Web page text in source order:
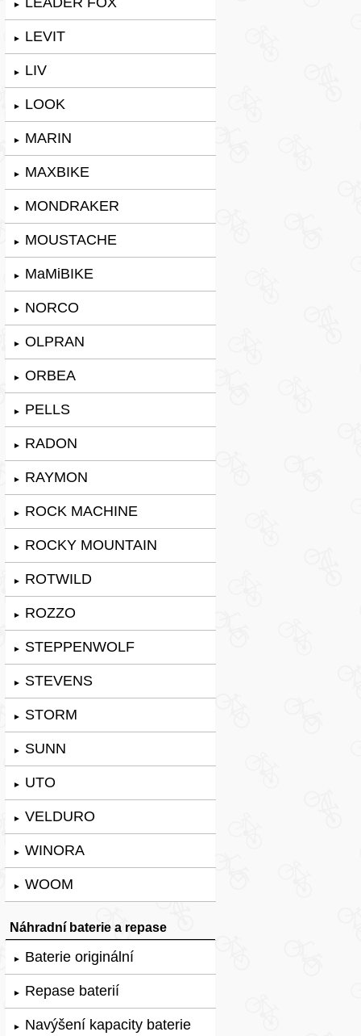
►
► LEVIT
► LIV
► LOOK
► MARIN
► MAXBIKE
► MONDRAKER
► MOUSTACHE
► MaMiBIKE
► NORCO
► OLPRAN
► ORBEA
► PELLS
► RADON
► RAYMON
► ROCK MACHINE
► ROCKY MOUNTAIN
► ROTWILD
► ROZZO
► STEPPENWOLF
► STEVENS
► STORM
► SUNN
► UTO
► VELDURO
► WINORA
► WOOM
Náhradní baterie a repase
► Baterie originální
► Repase baterií
► Navýšení kapacity baterie